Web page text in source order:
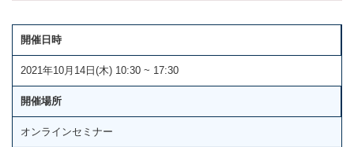
開催日時
2021年10月14日(木) 10:30 ~ 17:30
開催場所
オンラインセミナー